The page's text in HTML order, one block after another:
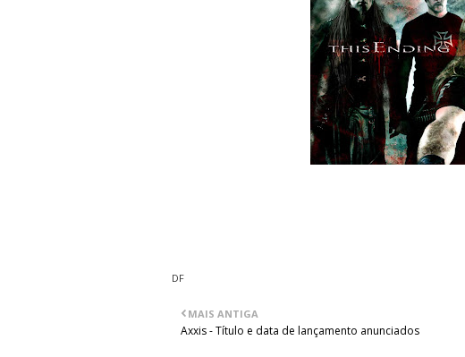
DF
MAIS ANTIGA
Axxis - Título e data de lançamento anunciados